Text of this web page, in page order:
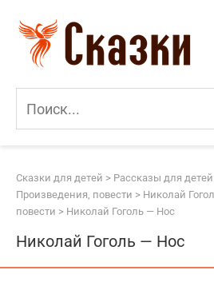
контенту
Сказки для детей > Рассказы для детей
Произведения, повести > Николай
повести > Николай Гоголь — Нос
Николай Гоголь — Нос